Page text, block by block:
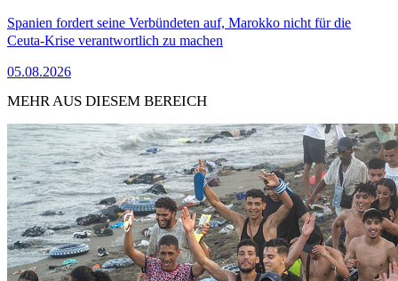
Spanien fordert seine Verbündeten auf, Marokko nicht für die
Ceuta-Krise verantwortlich zu machen
05.08.2026
MEHR AUS DIESEM BEREICH